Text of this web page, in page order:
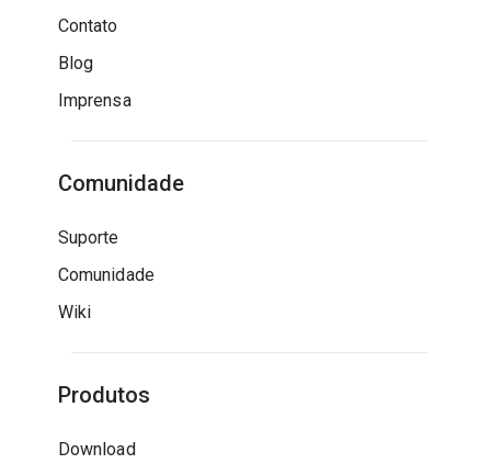
Contato
Blog
Imprensa
Comunidade
Suporte
Comunidade
Wiki
Produtos
Download